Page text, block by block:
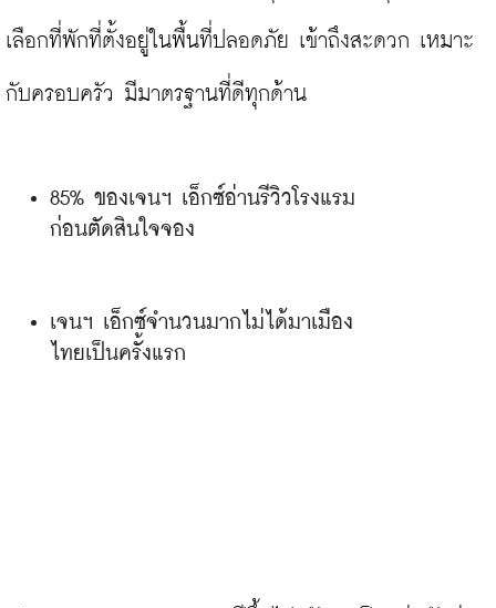
เลือกที่พักที่ตั้งอยู่ในพื้นที่ปลอดภัย เข้าถึงสะดวก เหมาะ
85% ของเจนฯ เอ็กซ์อ่านรีวิวโรงแรม
ก่อนตัดสินใจจอง
เจนฯ เอ็กซ์จำนวนมากไม่ได้มาเมือง
ไทยเป็นครั้งแรก